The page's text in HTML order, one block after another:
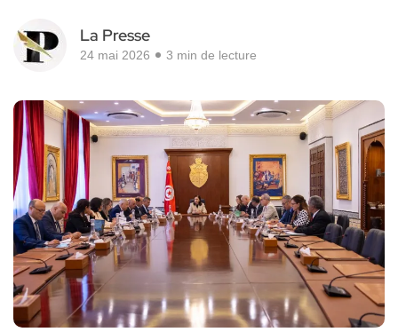
La Presse
24 mai 2026 3 min de lecture